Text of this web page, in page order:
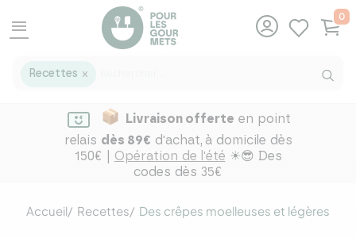
menu
Recettes X
0
Livraison offerte en point
relais dès 89€ d'achat, à domicile dès
150€ | Opération de l'été ☀😎 Des
codes dès 35€
Accueil Recettes Des crêpes moelleuses et légères